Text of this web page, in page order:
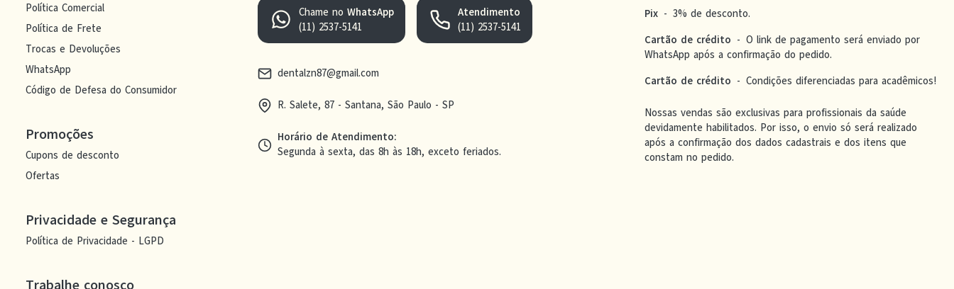
Política Comercial
Política de Frete
Trocas e Devoluções
WhatsApp
Código de Defesa do Consumidor
Promoções
Cupons de desconto
Ofertas
Privacidade e Segurança
Política de Privacidade - LGPD
Chame no WhatsApp
(11) 2537-5141
Atendimento
(11) 2537-5141
dentalzn87@gmail.com
R. Salete, 87 - Santana, São Paulo - SP
Horário de Atendimento:
Segunda à sexta, das 8h às 18h, exceto feriados.
Pix - 3% de desconto.
Cartão de crédito - O link de pagamento será enviado por
WhatsApp após a confirmação do pedido.
Cartão de crédito - Condições diferenciadas para acadêmicos!
Nossas vendas são exclusivas para profissionais da saúde
devidamente habilitados. Por isso, o envio só será realizado
após a confirmação dos dados cadastrais e dos itens que
constam no pedido.